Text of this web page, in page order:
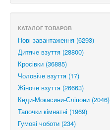
КАТАЛОГ ТОВАРОВ
Нові завантаження (6293)
Дитяче взуття (28800)
Кросівки (36885)
Чоловіче взуття (17)
Жіноче взуття (26663)
Кеди-Мокасини-Сліпони (2046)
Тапочки кімнатні (1969)
Гумові чоботи (234)